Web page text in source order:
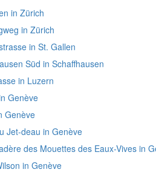
in Zürich
in Zürich
in St. Gallen
Süd in Schaffhausen
in Luzern
Genève
Genève
Jet-deau in Genève
des Mouettes des Eaux-Vives in
in Genève